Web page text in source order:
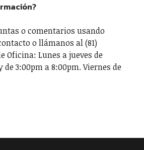
o comentarios usando
o llámanos al (81)
Oficina: Lunes a jueves de
de 3:00pm a 8:00pm. Viernes de